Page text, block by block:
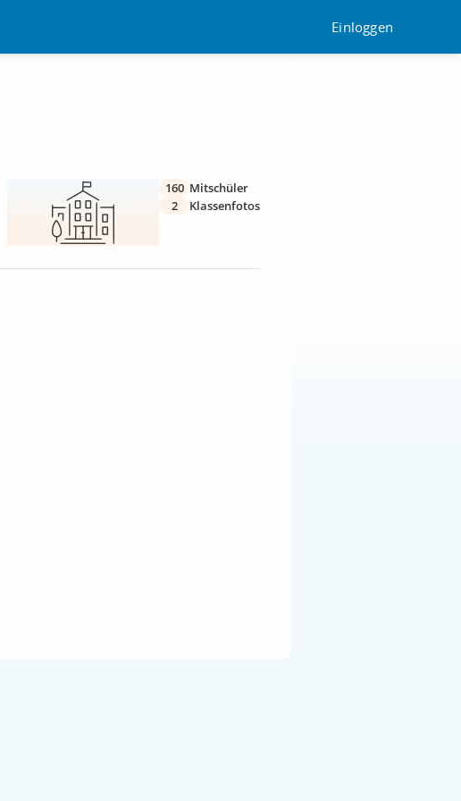
Einloggen
160 Mitschüler
2
Klassenfotos